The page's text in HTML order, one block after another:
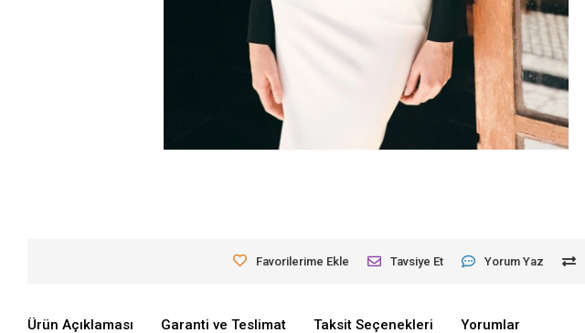
Favorilerime Ekle Tavsiye Et Yorum Yaz
Ürün Açıklaması Garanti ve Teslimat Taksit Seçenekleri Yorumlar